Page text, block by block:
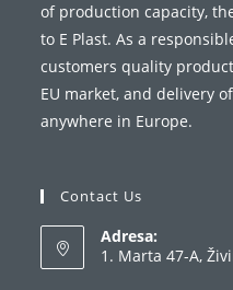
of production capacity,
to E Plast. As a
customers quality
EU market, and delivery
anywhere in Europe.
Contact Us
Adresa:
1. Marta 47-A,